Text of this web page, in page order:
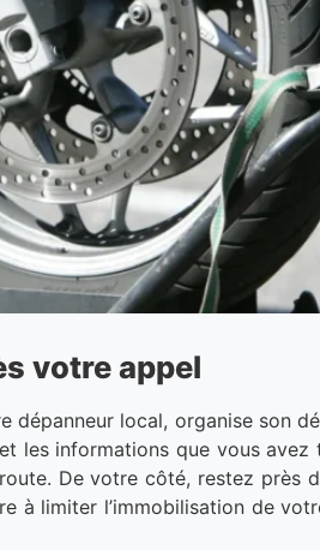
votre appel
dépanneur local, organise son
informations que vous avez
De votre côté, restez
à limiter l’immobilisation de